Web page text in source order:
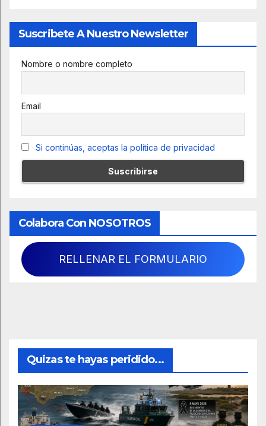
Suscribete A Nuestro Newsletter
Nombre o nombre completo
Email
Si continúas, aceptas la política de privacidad
Colabora Con NOSOTROS
RELLENAR EL FORMULARIO
Quizas te hayas peridido...